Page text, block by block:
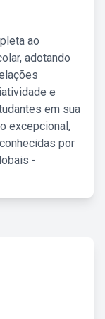
ao
adotando
e
em sua
excepcional,
por
-